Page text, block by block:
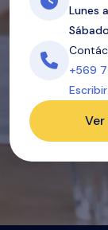
Lunes
+569